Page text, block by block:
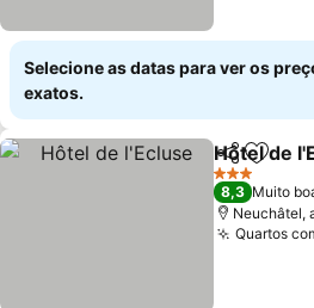
Selecione as datas para ver os
exatos.
Partilhar
Hôtel de
3 Estrelas
8,3 Muito
Neuchâtel,
Quartos